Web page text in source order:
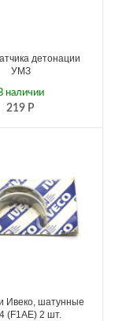
детонации
УМЗ
219 Р
наличии
Ивеко, шатунные
(F1AE) 2 шт.